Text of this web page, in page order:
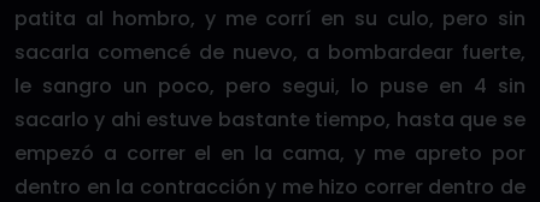
patita al hombro, y me corrí en su culo, pero sin
sacarla comencé de nuevo, a bombardear fuerte,
le sangro un poco, pero segui, lo puse en 4 sin
sacarlo y ahi estuve bastante tiempo, hasta que se
empezó a correr el en la cama, y me apreto por
dentro en la contracción y me hizo correr dentro de